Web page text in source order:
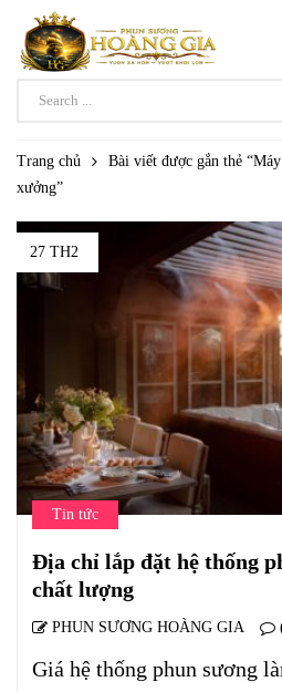
Trang chủ
Bài viết được gắn thẻ
xưởng”
27 TH2
Tin tức
Địa chỉ lắp đặt hệ thống
chất lượng
PHUN SƯƠNG HOÀNG GIA
Giá hệ thống phun sương